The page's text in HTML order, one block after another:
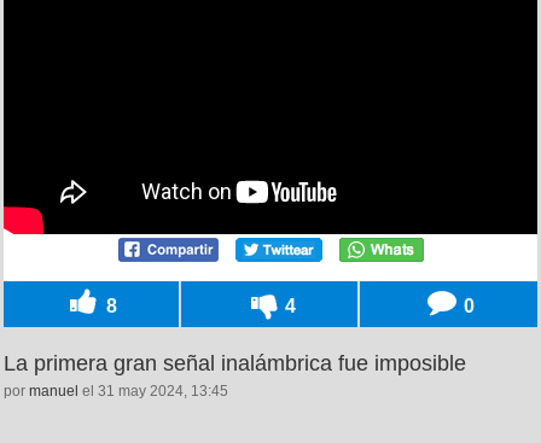
8 4 0
La primera gran señal inalámbrica fue imposible
por manuel el 31 may 2024, 13:45